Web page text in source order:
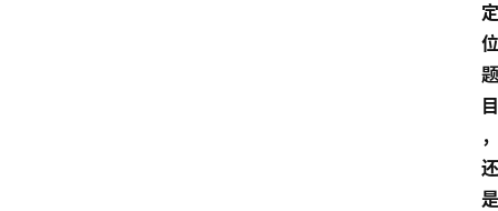
定
位
题
目
，
还
是